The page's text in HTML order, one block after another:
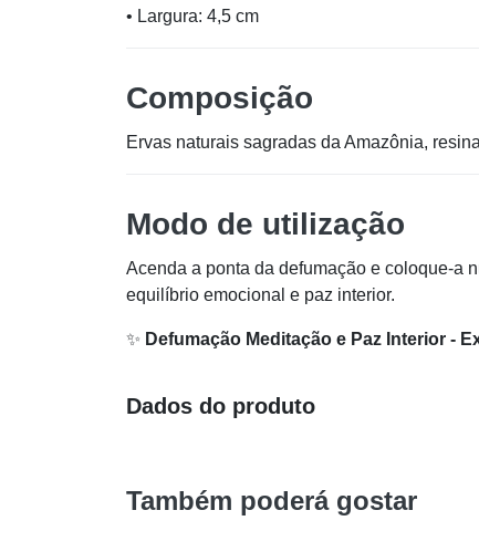
• Largura: 4,5 cm
Composição
Ervas naturais sagradas da Amazônia,
Modo de utilização
Acenda a ponta da defumação e coloque-a
equilíbrio emocional e paz interior.
✨ Defumação Meditação e Paz Interior -
Dados do produto
Também poderá gostar